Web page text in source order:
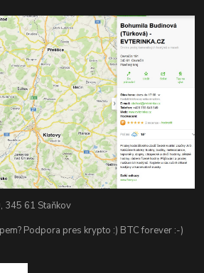
345 61 Staňkov
Podpora pres krypto :) BTC forever :-)